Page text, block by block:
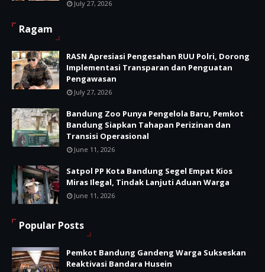
July 27, 2026
Ragam
RASN Apresiasi Pengesahan RUU Polri, Dorong
Implementasi Transparan dan Penguatan
Pengawasan
July 27, 2026
Bandung Zoo Punya Pengelola Baru, Pemkot
Bandung Siapkan Tahapan Perizinan dan
Transisi Operasional
June 11, 2026
Satpol PP Kota Bandung Segel Empat Kios
Miras Ilegal, Tindak Lanjuti Aduan Warga
June 11, 2026
Popular Posts
Pemkot Bandung Gandeng Warga Sukseskan
Reaktivasi Bandara Husein